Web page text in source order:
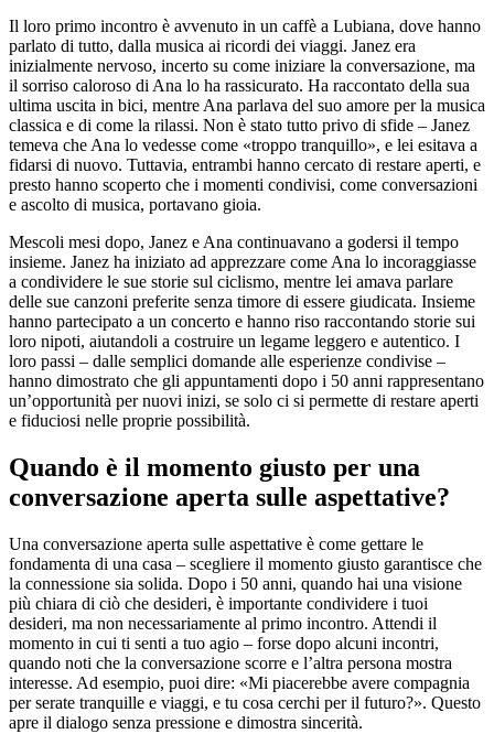
Il loro primo incontro è avvenuto in un caffè a Lubiana, dove hanno
parlato di tutto, dalla musica ai ricordi dei viaggi. Janez era
inizialmente nervoso, incerto su come iniziare la conversazione, ma
il sorriso caloroso di Ana lo ha rassicurato. Ha raccontato della sua
ultima uscita in bici, mentre Ana parlava del suo amore per la musica
classica e di come la rilassi. Non è stato tutto privo di sfide – Janez
temeva che Ana lo vedesse come «troppo tranquillo», e lei esitava a
fidarsi di nuovo. Tuttavia, entrambi hanno cercato di restare aperti, e
presto hanno scoperto che i momenti condivisi, come conversazioni
e ascolto di musica, portavano gioia.
Mescoli mesi dopo, Janez e Ana continuavano a godersi il tempo
insieme. Janez ha iniziato ad apprezzare come Ana lo incoraggiasse
a condividere le sue storie sul ciclismo, mentre lei amava parlare
delle sue canzoni preferite senza timore di essere giudicata. Insieme
hanno partecipato a un concerto e hanno riso raccontando storie sui
loro nipoti, aiutandoli a costruire un legame leggero e autentico. I
loro passi – dalle semplici domande alle esperienze condivise –
hanno dimostrato che gli appuntamenti dopo i 50 anni rappresentano
un’opportunità per nuovi inizi, se solo ci si permette di restare aperti
e fiduciosi nelle proprie possibilità.
Quando è il momento giusto per una
conversazione aperta sulle aspettative?
Una conversazione aperta sulle aspettative è come gettare le
fondamenta di una casa – scegliere il momento giusto garantisce che
la connessione sia solida. Dopo i 50 anni, quando hai una visione
più chiara di ciò che desideri, è importante condividere i tuoi
desideri, ma non necessariamente al primo incontro. Attendi il
momento in cui ti senti a tuo agio – forse dopo alcuni incontri,
quando noti che la conversazione scorre e l’altra persona mostra
interesse. Ad esempio, puoi dire: «Mi piacerebbe avere compagnia
per serate tranquille e viaggi, e tu cosa cerchi per il futuro?». Questo
apre il dialogo senza pressione e dimostra sincerità.